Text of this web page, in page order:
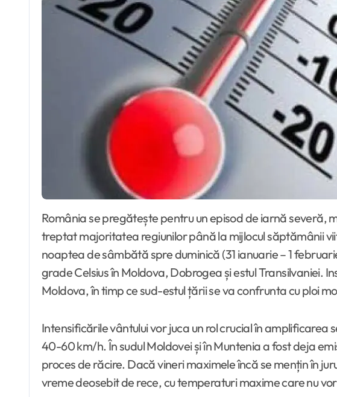
România se pregătește pentru un episod de iarnă severă, meteorologii anunțând o răcire accentuată a vremii și un val de ger care va cuprinde
treptat majoritatea regiunilor până la mijlocul săptămânii
noaptea de sâmbătă spre duminică (31 ianuarie – 1
grade Celsius în Moldova, Dobrogea și estul Transilvaniei.
Moldova, în timp ce sud-estul țării se va confrunta cu ploi
Intensificările vântului vor juca un rol crucial în amplificarea
40-60 km/h. În sudul Moldovei și în Muntenia a fost deja
proces de răcire. Dacă vineri maximele încă se mențin în
vreme deosebit de rece, cu temperaturi maxime care nu